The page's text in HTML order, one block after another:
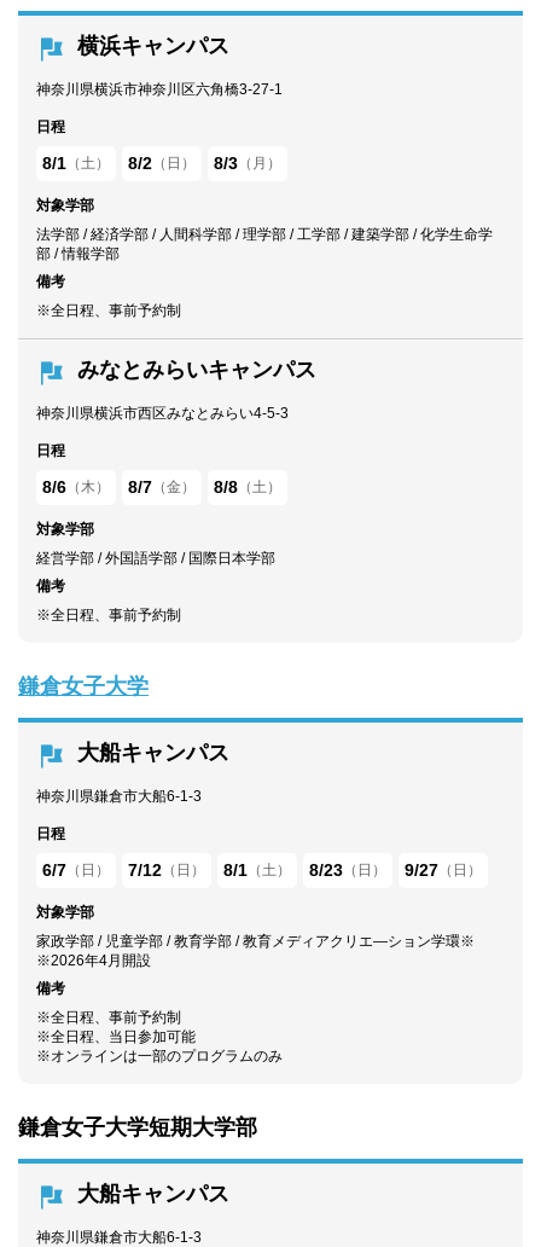
横浜キャンパス
神奈川県横浜市神奈川区六角橋3-27-1
日程
8/1 （土） 8/2 （日） 8/3 （月）
対象学部
法学部 / 経済学部 / 人間科学部 / 理学部 / 工学部 / 建築学部 / 化学生命学
部 / 情報学部
備考
※全日程、事前予約制
みなとみらいキャンパス
神奈川県横浜市西区みなとみらい4-5-3
日程
8/6 （木） 8/7 （金） 8/8 （土）
対象学部
経営学部 / 外国語学部 / 国際日本学部
備考
※全日程、事前予約制
鎌倉女子大学
大船キャンパス
神奈川県鎌倉市大船6-1-3
日程
6/7 （日） 7/12 （日） 8/1 （土） 8/23 （日） 9/27 （日）
対象学部
家政学部 / 児童学部 / 教育学部 / 教育メディアクリエ―ション学環※
※2026年4月開設
備考
※全日程、事前予約制
※全日程、当日参加可能
※オンラインは一部のプログラムのみ
鎌倉女子大学短期大学部
大船キャンパス
神奈川県鎌倉市大船6-1-3